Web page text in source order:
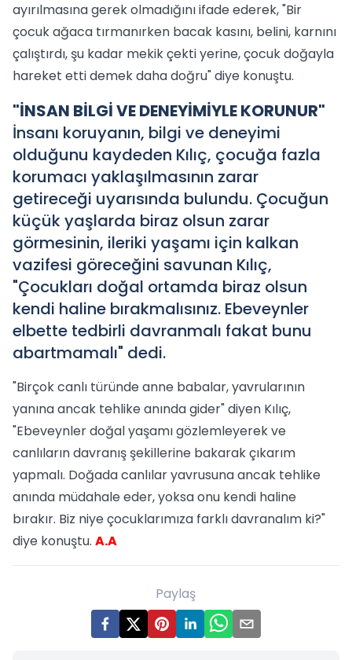
ayırılmasına gerek olmadığını ifade ederek, "Bir
çocuk ağaca tırmanırken bacak kasını, belini, karnını
çalıştırdı, şu kadar mekik çekti yerine, çocuk doğayla
hareket etti demek daha doğru" diye konuştu.
"İNSAN BİLGİ VE DENEYİMİYLE KORUNUR"
İnsanı koruyanın, bilgi ve deneyimi
olduğunu kaydeden Kılıç, çocuğa fazla
korumacı yaklaşılmasının zarar
getireceği uyarısında bulundu. Çocuğun
küçük yaşlarda biraz olsun zarar
görmesinin, ileriki yaşamı için kalkan
vazifesi göreceğini savunan Kılıç,
"Çocukları doğal ortamda biraz olsun
kendi haline bırakmalısınız. Ebeveynler
elbette tedbirli davranmalı fakat bunu
abartmamalı" dedi.
"Birçok canlı türünde anne babalar, yavrularının
yanına ancak tehlike anında gider" diyen Kılıç,
"Ebeveynler doğal yaşamı gözlemleyerek ve
canlıların davranış şekillerine bakarak çıkarım
yapmalı. Doğada canlılar yavrusuna ancak tehlike
anında müdahale eder, yoksa onu kendi haline
bırakır. Biz niye çocuklarımıza farklı davranalım ki?"
diye konuştu. A.A
Paylaş